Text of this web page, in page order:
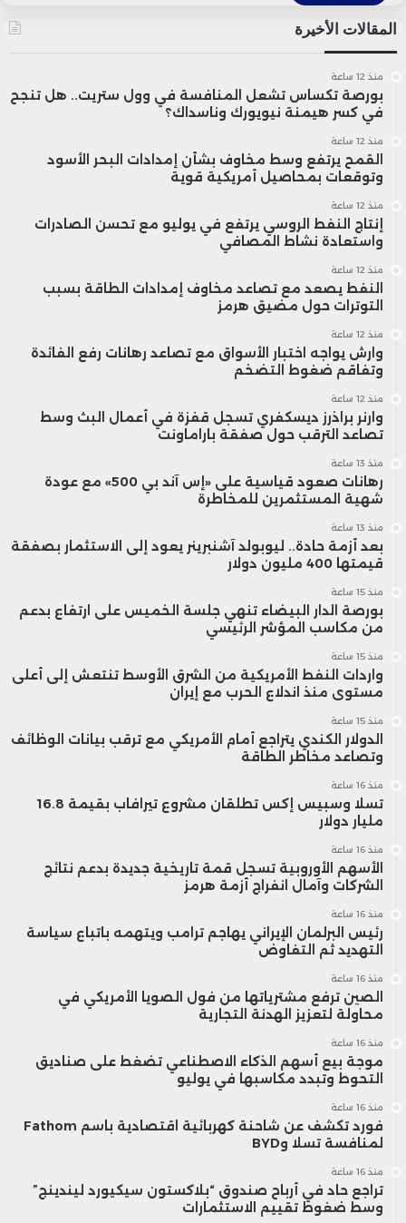
المقالات الأخيرة
منذ 12 ساعة
بورصة تكساس تشعل المنافسة في وول ستريت.. هل تنجح
في كسر هيمنة نيويورك وناسداك؟
منذ 12 ساعة
القمح يرتفع وسط مخاوف بشأن إمدادات البحر الأسود
وتوقعات بمحاصيل أمريكية قوية
منذ 12 ساعة
إنتاج النفط الروسي يرتفع في يوليو مع تحسن الصادرات
واستعادة نشاط المصافي
منذ 12 ساعة
النفط يصعد مع تصاعد مخاوف إمدادات الطاقة بسبب
التوترات حول مضيق هرمز
منذ 12 ساعة
وارش يواجه اختبار الأسواق مع تصاعد رهانات رفع الفائدة
وتفاقم ضغوط التضخم
منذ 12 ساعة
وارنر براذرز ديسكفري تسجل قفزة في أعمال البث وسط
تصاعد الترقب حول صفقة باراماونت
منذ 13 ساعة
رهانات صعود قياسية على «إس آند بي 500» مع عودة
شهية المستثمرين للمخاطرة
منذ 13 ساعة
بعد أزمة حادة.. ليوبولد آشنبرينر يعود إلى الاستثمار بصفقة
قيمتها 400 مليون دولار
منذ 15 ساعة
بورصة الدار البيضاء تنهي جلسة الخميس على ارتفاع بدعم
من مكاسب المؤشر الرئيسي
منذ 15 ساعة
واردات النفط الأمريكية من الشرق الأوسط تنتعش إلى أعلى
مستوى منذ اندلاع الحرب مع إيران
منذ 15 ساعة
الدولار الكندي يتراجع أمام الأمريكي مع ترقب بيانات الوظائف
وتصاعد مخاطر الطاقة
منذ 16 ساعة
تسلا وسبيس إكس تطلقان مشروع تيرافاب بقيمة 16.8
مليار دولار
منذ 16 ساعة
الأسهم الأوروبية تسجل قمة تاريخية جديدة بدعم نتائج
الشركات وآمال انفراج أزمة هرمز
منذ 16 ساعة
رئيس البرلمان الإيراني يهاجم ترامب ويتهمه باتباع سياسة
التهديد ثم التفاوض
منذ 16 ساعة
الصين ترفع مشترياتها من فول الصويا الأمريكي في
محاولة لتعزيز الهدنة التجارية
منذ 16 ساعة
موجة بيع أسهم الذكاء الاصطناعي تضغط على صناديق
التحوط وتبدد مكاسبها في يوليو
منذ 16 ساعة
فورد تكشف عن شاحنة كهربائية اقتصادية باسم Fathom
لمنافسة تسلا وBYD
منذ 16 ساعة
تراجع حاد في أرباح صندوق “بلاكستون سيكيورد ليندينج”
وسط ضغوط تقييم الاستثمارات